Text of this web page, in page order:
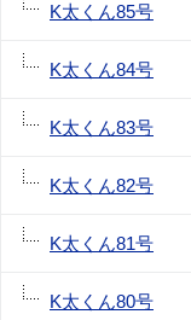
K太くん85号
K太くん84号
K太くん83号
K太くん82号
K太くん81号
K太くん80号